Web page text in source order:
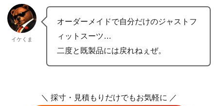
イケくま
オーダーメイドで自分だけのジャストフ
ィットスーツ…
二度と既製品には戻れねぇぜ。
＼ 採寸・見積もりだけでもお気軽に ／